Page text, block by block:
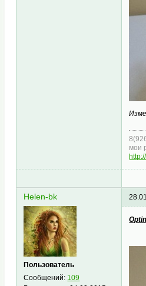
мои
Helen-bk
Пользователь
Сообщений: 109